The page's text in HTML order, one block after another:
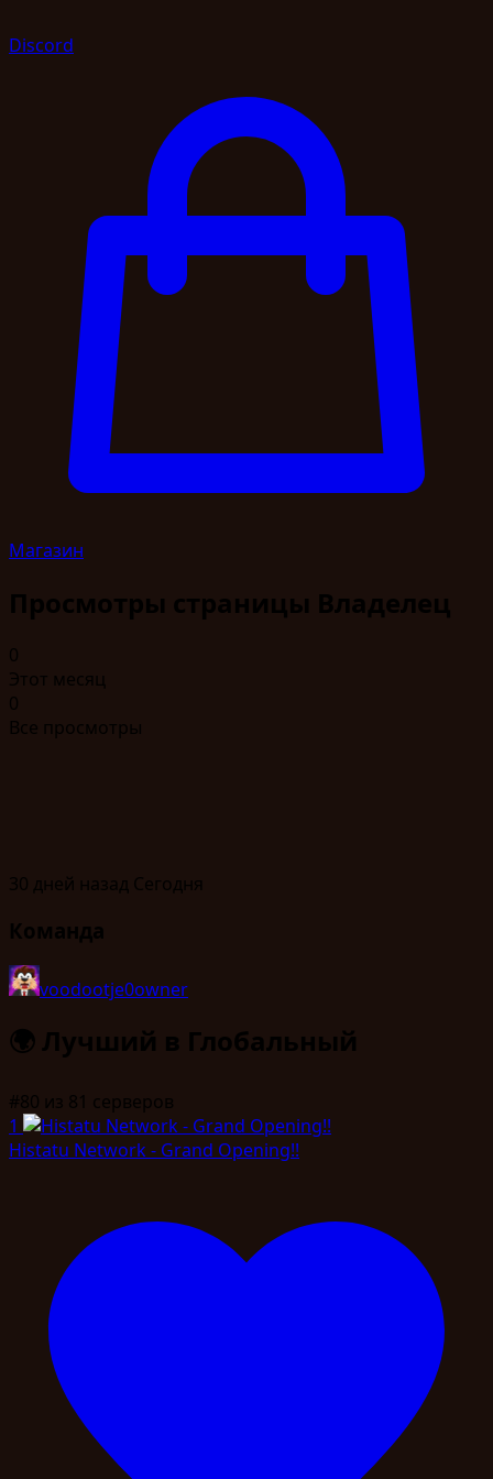
Discord
Магазин
Просмотры страницы Владелец
0
Этот месяц
0
Все просмотры
30 дней назад Сегодня
Команда
voodootje0owner
🌍 Лучший в Глобальный
#80 из 81 серверов
1
Histatu Network - Grand Opening!!